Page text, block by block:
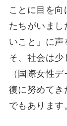
ことに目を
たちがいま
いこと」に声
そ、社会は
（国際女性
復に努めてき
でもあります。